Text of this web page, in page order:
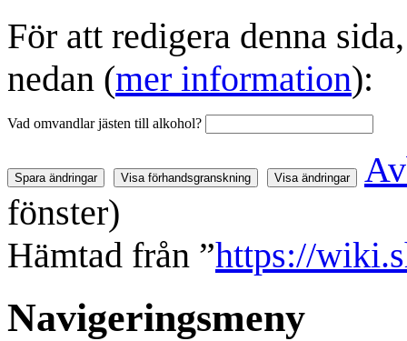
För att redigera denna
nedan (mer information):
Vad omvandlar jästen till alkohol?
fönster)
Hämtad från ”https://
Navigeringsmeny